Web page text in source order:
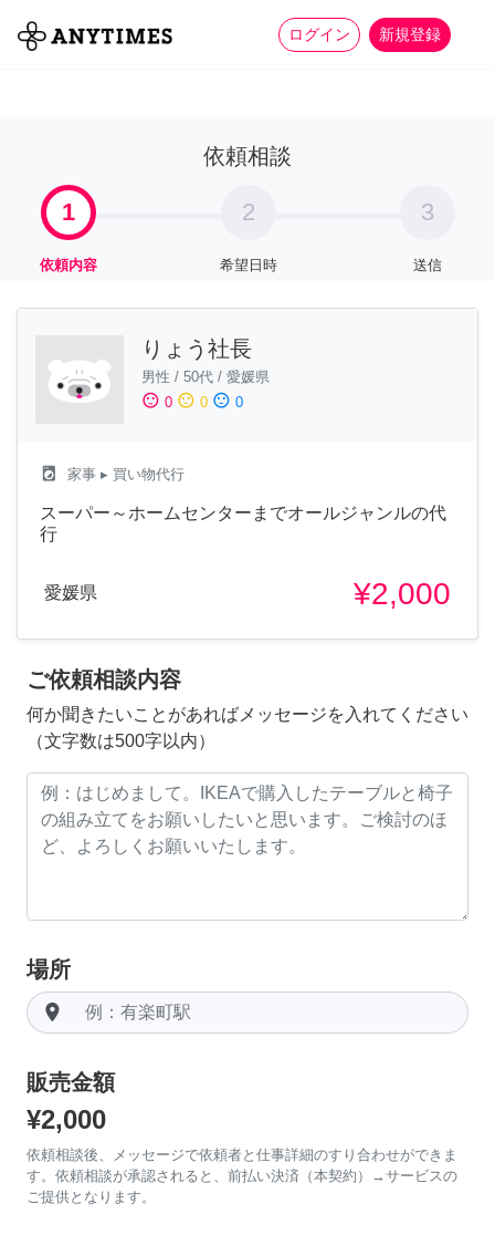
ログイン 新規登録
全て 家事 more_horiz
依頼相談
1
依頼内容
2
希望日時
3
送信
りょう社長
男性 / 50代 / 愛媛県
sentiment_satisfied 0 sentiment_neutral 0 sentiment_dissatisfied 0
local_laundry_service 家事 ▸ 買い物代行
スーパー～ホームセンターまでオールジャンルの代
行
愛媛県 ¥2,000
ご依頼相談内容
何か聞きたいことがあればメッセージを入れてください
（文字数は500字以内）
場所
room
販売金額
¥2,000
依頼相談後、メッセージで依頼者と仕事詳細のすり合わせができま
す。依頼相談が承認されると、前払い決済（本契約）→サービスの
ご提供となります。